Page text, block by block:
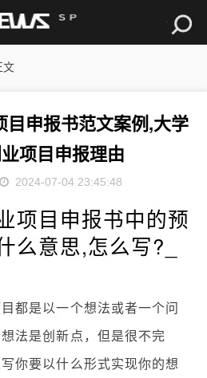
文
目申报书范文案例,大学
项目申报理由
2024-07-04 23:45:48
项目申报书中的预
么意思,怎么写?_
都是以一个想法或者一个问
法是创新点，但是很不完
你要以什么形式实现你的想